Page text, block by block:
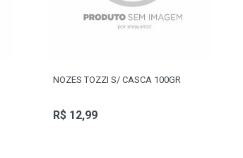
NOZES TOZZI S/ CASCA 100GR
R$ 12,99